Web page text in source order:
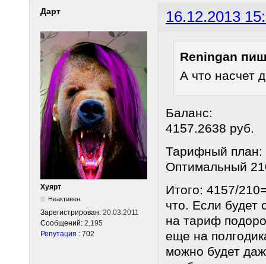
Дарт 16.12.2013
Хуярт
Неактивен
Зарегистрирован: 20.03.2011
Сообщений: 2,195
Репутация : 702
Reningan
А что насчет
Баланс:
4157.2638 руб.
Тарифный план:
Оптимальный
Итого: 4157/
что. Если будет
на тариф
еще на
можно будет